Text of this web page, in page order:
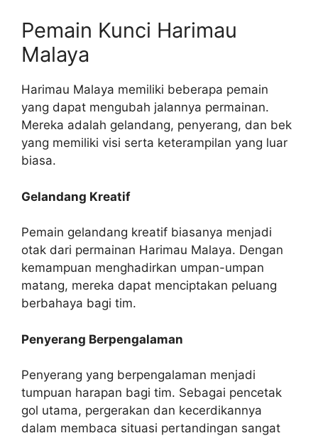
Pemain Kunci Harimau
Malaya
Harimau Malaya memiliki beberapa pemain
yang dapat mengubah jalannya permainan.
Mereka adalah gelandang, penyerang, dan bek
yang memiliki visi serta keterampilan yang luar
biasa.
Gelandang Kreatif
Pemain gelandang kreatif biasanya menjadi
otak dari permainan Harimau Malaya. Dengan
kemampuan menghadirkan umpan-umpan
matang, mereka dapat menciptakan peluang
berbahaya bagi tim.
Penyerang Berpengalaman
Penyerang yang berpengalaman menjadi
tumpuan harapan bagi tim. Sebagai pencetak
gol utama, pergerakan dan kecerdikannya
dalam membaca situasi pertandingan sangat